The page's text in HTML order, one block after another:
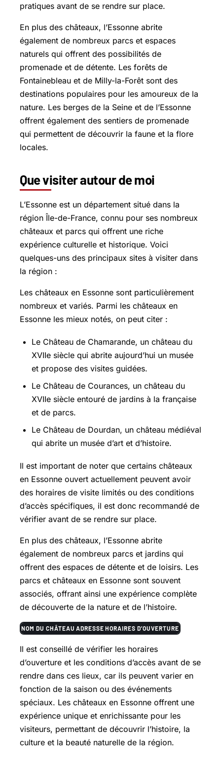
pratiques avant de se rendre sur place.
En plus des châteaux, l’Essonne abrite
également de nombreux parcs et espaces
naturels qui offrent des possibilités de
promenade et de détente. Les forêts de
Fontainebleau et de Milly-la-Forêt sont des
destinations populaires pour les amoureux de la
nature. Les berges de la Seine et de l’Essonne
offrent également des sentiers de promenade
qui permettent de découvrir la faune et la flore
locales.
Que visiter autour de moi
L’Essonne est un département situé dans la
région Île-de-France, connu pour ses nombreux
châteaux et parcs qui offrent une riche
expérience culturelle et historique. Voici
quelques-uns des principaux sites à visiter dans
la région :
Les châteaux en Essonne sont particulièrement
nombreux et variés. Parmi les châteaux en
Essonne les mieux notés, on peut citer :
Le Château de Chamarande, un château du
XVIIe siècle qui abrite aujourd’hui un musée
et propose des visites guidées.
Le Château de Courances, un château du
XVIIe siècle entouré de jardins à la française
et de parcs.
Le Château de Dourdan, un château médiéval
qui abrite un musée d’art et d’histoire.
Il est important de noter que certains châteaux
en Essonne ouvert actuellement peuvent avoir
des horaires de visite limités ou des conditions
d’accès spécifiques, il est donc recommandé de
vérifier avant de se rendre sur place.
En plus des châteaux, l’Essonne abrite
également de nombreux parcs et jardins qui
offrent des espaces de détente et de loisirs. Les
parcs et châteaux en Essonne sont souvent
associés, offrant ainsi une expérience complète
de découverte de la nature et de l’histoire.
NOM DU CHÂTEAU ADRESSE HORAIRES D’OUVERTURE
Il est conseillé de vérifier les horaires
d’ouverture et les conditions d’accès avant de se
rendre dans ces lieux, car ils peuvent varier en
fonction de la saison ou des événements
spéciaux. Les châteaux en Essonne offrent une
expérience unique et enrichissante pour les
visiteurs, permettant de découvrir l’histoire, la
culture et la beauté naturelle de la région.